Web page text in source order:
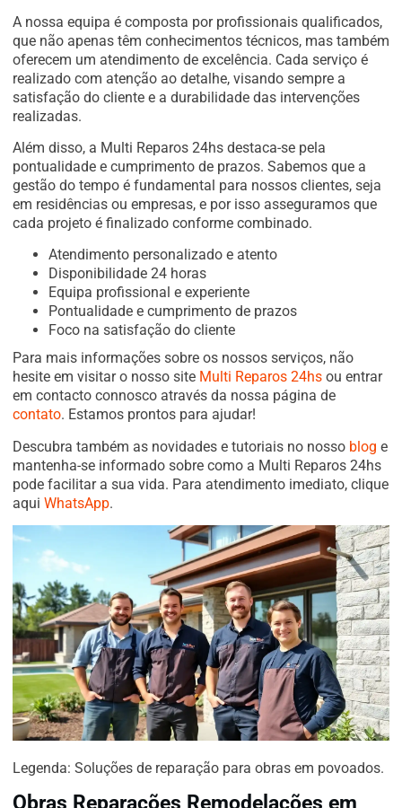
A nossa equipa é composta por profissionais qualificados,
que não apenas têm conhecimentos técnicos, mas também
oferecem um atendimento de excelência. Cada serviço é
realizado com atenção ao detalhe, visando sempre a
satisfação do cliente e a durabilidade das intervenções
realizadas.
Além disso, a Multi Reparos 24hs destaca-se pela
pontualidade e cumprimento de prazos. Sabemos que a
gestão do tempo é fundamental para nossos clientes, seja
em residências ou empresas, e por isso asseguramos que
cada projeto é finalizado conforme combinado.
Atendimento personalizado e atento
Disponibilidade 24 horas
Equipa profissional e experiente
Pontualidade e cumprimento de prazos
Foco na satisfação do cliente
Para mais informações sobre os nossos serviços, não
hesite em visitar o nosso site Multi Reparos 24hs ou entrar
em contacto connosco através da nossa página de
contato. Estamos prontos para ajudar!
Descubra também as novidades e tutoriais no nosso blog e
mantenha-se informado sobre como a Multi Reparos 24hs
pode facilitar a sua vida. Para atendimento imediato, clique
aqui WhatsApp.
Legenda: Soluções de reparação para obras em povoados.
Obras Reparações Remodelações em